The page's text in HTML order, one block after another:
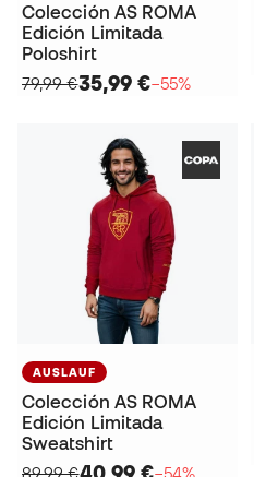
Colección AS ROMA
Edición Limitada
Poloshirt
79,99 €35,99 €−55%
AUSLAUF
Colección AS ROMA
Edición Limitada
Sweatshirt
89,99 €
−54%